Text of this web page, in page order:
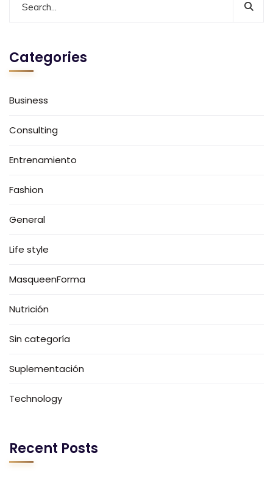
Categories
Business
Consulting
Entrenamiento
Fashion
General
Life style
MasqueenForma
Nutrición
Sin categoría
Suplementación
Technology
Recent Posts